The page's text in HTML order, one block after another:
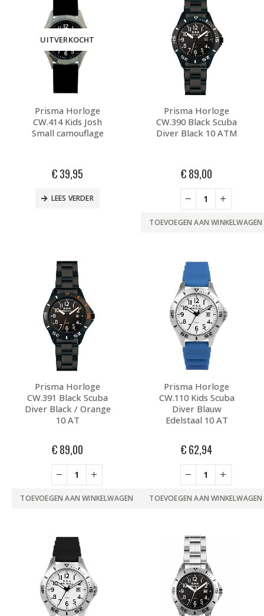
UITVERKOCHT
Prisma Horloge
CW.414 Kids Josh
Small camouflage
€39,95
LEES VERDER
Prisma Horloge
CW.390 Black Scuba
Diver Black 10 ATM
€89,00
TOEVOEGEN AAN WINKELWAGEN
Prisma Horloge
CW.391 Black Scuba
Diver Black / Orange
10 AT
€89,00
TOEVOEGEN AAN WINKELWAGEN
Prisma Horloge
CW.110 Kids Scuba
Diver Blauw
Edelstaal 10 AT
€62,94
TOEVOEGEN AAN WINKELWAGEN